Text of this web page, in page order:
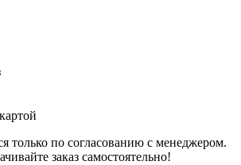
только по согласованию с менеджером.
заказ самостоятельно!